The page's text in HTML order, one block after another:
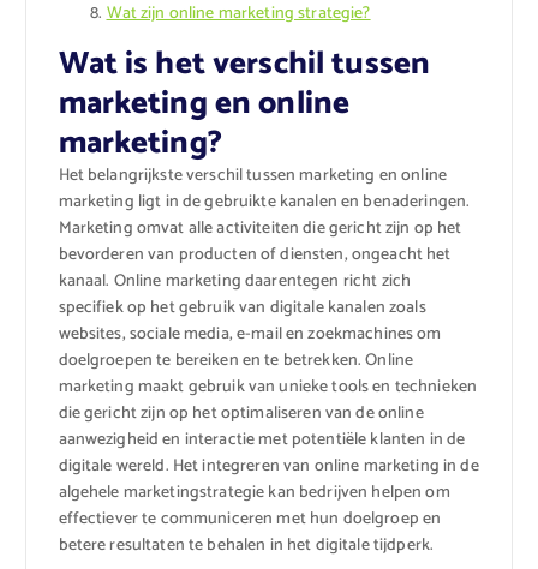
Wat zijn online marketing strategie?
Wat is het verschil tussen
marketing en online
marketing?
Het belangrijkste verschil tussen marketing en online
marketing ligt in de gebruikte kanalen en benaderingen.
Marketing omvat alle activiteiten die gericht zijn op het
bevorderen van producten of diensten, ongeacht het
kanaal. Online marketing daarentegen richt zich
specifiek op het gebruik van digitale kanalen zoals
websites, sociale media, e-mail en zoekmachines om
doelgroepen te bereiken en te betrekken. Online
marketing maakt gebruik van unieke tools en technieken
die gericht zijn op het optimaliseren van de online
aanwezigheid en interactie met potentiële klanten in de
digitale wereld. Het integreren van online marketing in de
algehele marketingstrategie kan bedrijven helpen om
effectiever te communiceren met hun doelgroep en
betere resultaten te behalen in het digitale tijdperk.